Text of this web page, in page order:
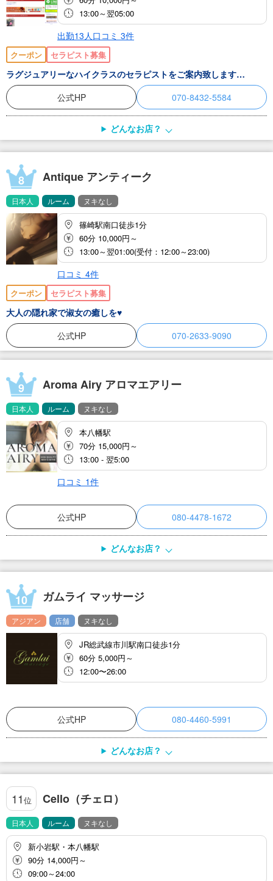
13:00～翌05:00
出勤13人口コミ 3件
クーポン セラピスト募集
ラグジュアリーなハイクラスのセラピストをご案内致します…
公式HP
070-8432-5584
どんなお店？
8 Antique アンティーク
日本人 ルーム ヌキなし
篠崎駅南口徒歩1分
60分 10,000円～
13:00～翌01:00(受付：12:00～23:00)
口コミ 4件
クーポン セラピスト募集
大人の隠れ家で淑女の癒しを♥️
公式HP
070-2633-9090
9 Aroma Airy アロマエアリー
日本人 ルーム ヌキなし
本八幡駅
70分 15,000円～
13:00 - 翌5:00
口コミ 1件
公式HP 080-4478-1672
どんなお店？
10 ガムライ マッサージ
アジアン 店舗 ヌキなし
JR総武線市川駅南口徒歩1分
60分 5,000円～
12:00〜26:00
公式HP 080-4460-5991
どんなお店？
11位 Cello（チェロ）
日本人 ルーム ヌキなし
新小岩駅・本八幡駅
90分 14,000円～
09:00～24:00